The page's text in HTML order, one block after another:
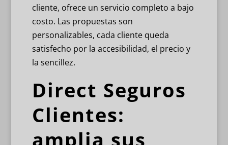
cliente, ofrece un servicio completo a bajo
costo. Las propuestas son
personalizables, cada cliente queda
satisfecho por la accesibilidad, el precio y
la sencillez.
Direct Seguros
Clientes:
amplia sus